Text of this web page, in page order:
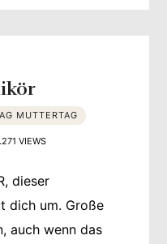
MUTTERTAG
VIEWS
dieser
dich um. Große
auch wenn das